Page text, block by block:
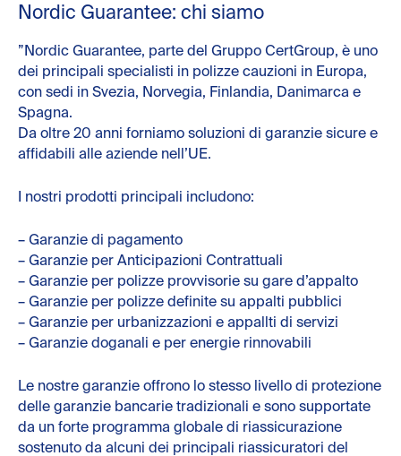
Nordic Guarantee: chi siamo
”Nordic Guarantee, parte del Gruppo CertGroup, è uno
dei principali specialisti in polizze cauzioni in Europa,
con sedi in Svezia, Norvegia, Finlandia, Danimarca e
Spagna.
Da oltre 20 anni forniamo soluzioni di garanzie sicure e
affidabili alle aziende nell’UE.
I nostri prodotti principali includono:
– Garanzie di pagamento
– Garanzie per Anticipazioni Contrattuali
– Garanzie per polizze provvisorie su gare d’appalto
– Garanzie per polizze definite su appalti pubblici
– Garanzie per urbanizzazioni e appallti di servizi
– Garanzie doganali e per energie rinnovabili
Le nostre garanzie offrono lo stesso livello di protezione
delle garanzie bancarie tradizionali e sono supportate
da un forte programma globale di riassicurazione
sostenuto da alcuni dei principali riassicuratori del